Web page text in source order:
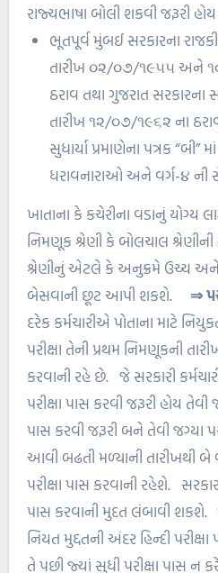
રાજ્યભાષા બોલી શકવી જરૂરી
ભૂતપૂર્વ મુંબઈ સરકારના
તારીખ ૦૨/૦૭/૧૯૫૫ અને
ઠરાવ તથા ગુજરાત સરકારના
તારીખ ૧૨/૦૭/૧૯૬૨ ના
સુધાર્યા પ્રમાણેના પત્રક
ધરાવનારાઓ અને વર્ગ-૪ ની
ખાતાના કે કચેરીના વડાનું યોગ્ય
નિમણૂક શ્રેણી કે બોલચાલ
શ્રેણીનું એટલે કે અનુક્રમે ઉચ્ચ અને
બેસવાની છૂટ આપી શકશે. ⇒
દરેક કર્મચારીએ પોતાના માટે
પરીક્ષા તેની પ્રથમ નિમણૂકની
કરવાની રહે છે. જે સરકારી
પરીક્ષા પાસ કરવી જરૂરી હોય તેવી
પાસ કરવી જરૂરી બને તેવી જગ્યા
આવી બઢતી મળ્યાની તારીખથી બે
પરીક્ષા પાસ કરવાની રહેશે.
પાસ કરવાની મુદત લંબાવી શકશે.
નિયત મુદ્દતની અંદર હિન્દી
તે પછી જ્યાં સુધી પરીક્ષા પાસ ન